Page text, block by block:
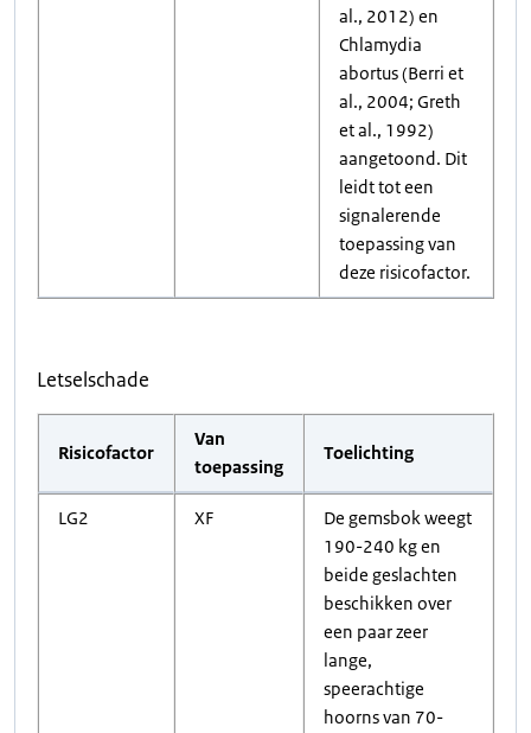
al., 2012) en
Chlamydia
abortus (Berri et
al., 2004; Greth
et al., 1992)
aangetoond. Dit
leidt tot een
signalerende
toepassing van
deze risicofactor.
Letselschade
Risicofactor
Van
toepassing
Toelichting
LG2 XF
De gemsbok weegt
190-240 kg en
beide geslachten
beschikken over
een paar zeer
lange,
speerachtige
hoorns van 70-